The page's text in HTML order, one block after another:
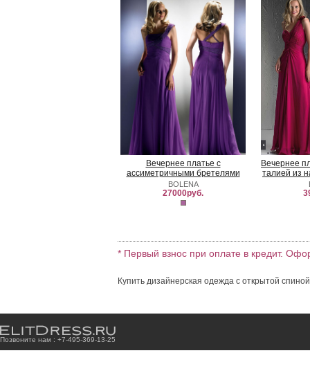
Вечернее платье с
ассиметричными бретелями
BOLENA
27000руб.
Вечернее
талией из
* Первый взнос при оплате в кредит.
Купить дизайнерская одежда с открытой
Позвоните нам : +7-495-369-13-25